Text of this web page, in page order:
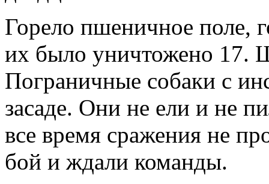
Горело пшеничное поле,
их было уничтожено 17.
Пограничные собаки с
засаде. Они не ели и не
все время сражения не
бой и ждали команды.